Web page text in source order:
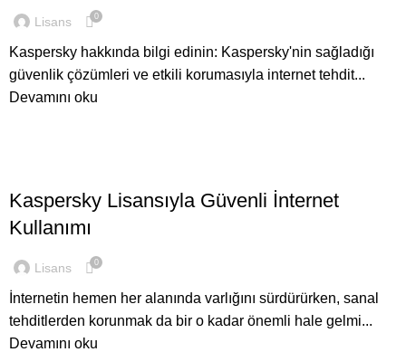
Lisans 0
Kaspersky hakkında bilgi edinin: Kaspersky'nin sağladığı
güvenlik çözümleri ve etkili korumasıyla internet tehdit...
Devamını oku
Kaspersky Lisansıyla Güvenli İnternet
Kullanımı
Lisans 0
İnternetin hemen her alanında varlığını sürdürürken, sanal
tehditlerden korunmak da bir o kadar önemli hale gelmi...
Devamını oku